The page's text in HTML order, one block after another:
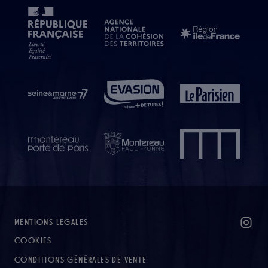
MENTIONS LÉGALES
COOKIES
CONDITIONS GÉNÉRALES DE VENTE